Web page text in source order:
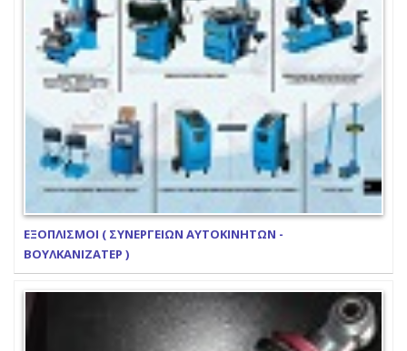
ΕΞΟΠΛΙΣΜΟΙ ( ΣΥΝΕΡΓΕΙΩΝ ΑΥΤΟΚΙΝΗΤΩΝ -
ΒΟΥΛΚΑΝΙΖΑΤΕΡ )